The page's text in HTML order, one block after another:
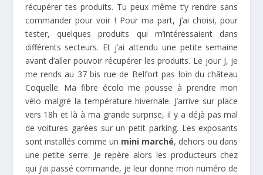
récupérer tes produits. Tu peux même t’y rendre sans
commander pour voir ! Pour ma part, j’ai choisi, pour
tester, quelques produits qui m’intéressaient dans
différents secteurs. Et j’ai attendu une petite semaine
avant d’aller pouvoir récupérer les produits. Le jour J, je
me rends au 37 bis rue de Belfort pas loin du château
Coquelle. Ma fibre écolo me pousse à prendre mon
vélo malgré la température hivernale. J’arrive sur place
vers 18h et là à ma grande surprise, il y a déjà pas mal
de voitures garées sur un petit parking. Les exposants
sont installés comme un mini marché, dehors ou dans
une petite serre. Je repère alors les producteurs chez
qui j’ai passé commande, je leur donne mon numéro de